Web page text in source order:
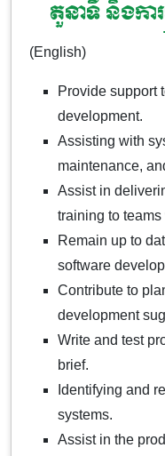
តួនាទី និងក
(English)
Provide support
development.
Assisting with
maintenance,
Assist in
training to
Remain up to
software
Contribute to
development
Write and test
brief.
Identifying and
systems.
Assist in the